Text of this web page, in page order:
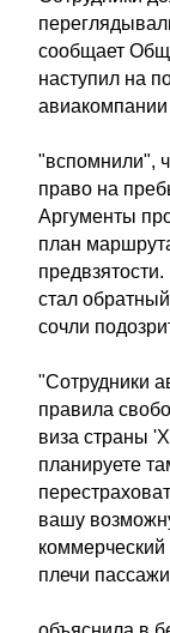
сообщает
наступил на
авиакомпании
"вспомнили",
право на
Аргументы
план
стал
сочли
"Сотрудники
правила
виза страны
планируете
вашу
плечи